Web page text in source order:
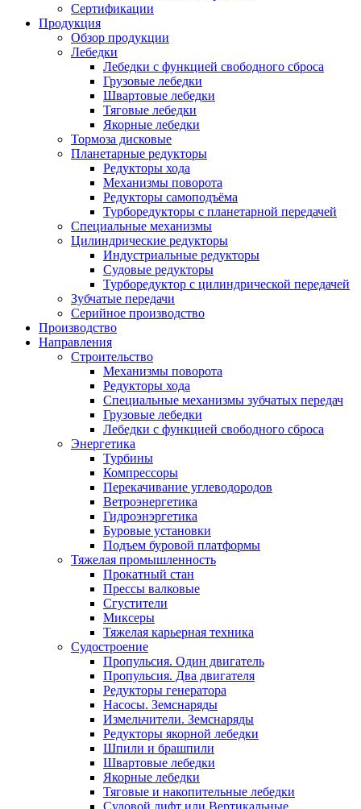
Сертификации
Продукция
Обзор продукции
Лебедки
Лебедки с функцией свободного сброса
Грузовые лебедки
Швартовые лебедки
Тяговые лебедки
Якорные лебедки
Тормоза дисковые
Планетарные редукторы
Редукторы хода
Механизмы поворота
Редукторы самоподъёма
Турборедукторы с планетарной передачей
Специальные механизмы
Цилиндрические редукторы
Индустриальные редукторы
Судовые редукторы
Турборедуктор с цилиндрической передачей
Зубчатые передачи
Серийное производство
Производство
Направления
Строительство
Механизмы поворота
Редукторы хода
Специальные механизмы зубчатых передач
Грузовые лебедки
Лебедки с функцией свободного сброса
Энергетика
Турбины
Компрессоры
Перекачивание углеводородов
Ветроэнергетика
Гидроэнэргетика
Буровые установки
Подъем буровой платформы
Тяжелая промышленность
Прокатный стан
Прессы валковые
Сгустители
Миксеры
Тяжелая карьерная техника
Судостроение
Пропульсия. Один двигатель
Пропульсия. Два двигателя
Редукторы генератора
Насосы. Земснаряды
Измельчители. Земснаряды
Редукторы якорной лебедки
Шпили и брашпили
Швартовые лебедки
Якорные лебедки
Тяговые и накопительные лебедки
Судовой лифт или Вертикальные